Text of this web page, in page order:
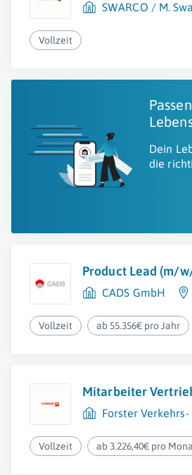
SWARCO / M.
Vollzeit
Dein
die
Product Lead (m/
CADS GmbH
Vollzeit ab 55.356€ pro Jahr
Mitarbeiter
Forster
Vollzeit ab 3.226,40€ pro